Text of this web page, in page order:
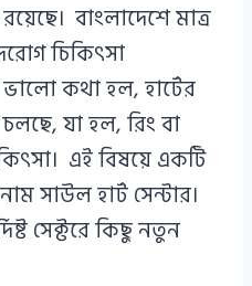
বাংলাদেশে মাত্র
চিকিৎসা
কথা হল, হার্টের
যা হল, রিং বা
এই বিষয়ে একটি
সাউল হার্ট সেন্টার।
সেক্টরে কিছু নতুন